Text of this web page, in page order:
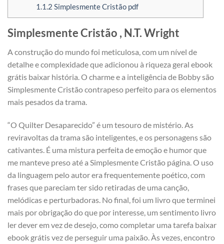
1.1.2 Simplesmente Cristão pdf
Simplesmente Cristão , N.T. Wright
A construção do mundo foi meticulosa, com um nível de
detalhe e complexidade que adicionou à riqueza geral ebook
grátis baixar história. O charme e a inteligência de Bobby são
Simplesmente Cristão contrapeso perfeito para os elementos
mais pesados da trama.
“O Quilter Desaparecido” é um tesouro de mistério. As
reviravoltas da trama são inteligentes, e os personagens são
cativantes. É uma mistura perfeita de emoção e humor que
me manteve preso até a Simplesmente Cristão página. O uso
da linguagem pelo autor era frequentemente poético, com
frases que pareciam ter sido retiradas de uma canção,
melódicas e perturbadoras. No final, foi um livro que terminei
mais por obrigação do que por interesse, um sentimento livro
ler dever em vez de desejo, como completar uma tarefa baixar
ebook grátis vez de perseguir uma paixão. Às vezes, encontro